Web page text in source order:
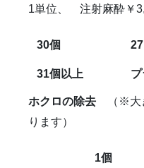
1単位、 注射麻酔￥
30個
31個以上
ホクロの除去
（※
ります）
1個